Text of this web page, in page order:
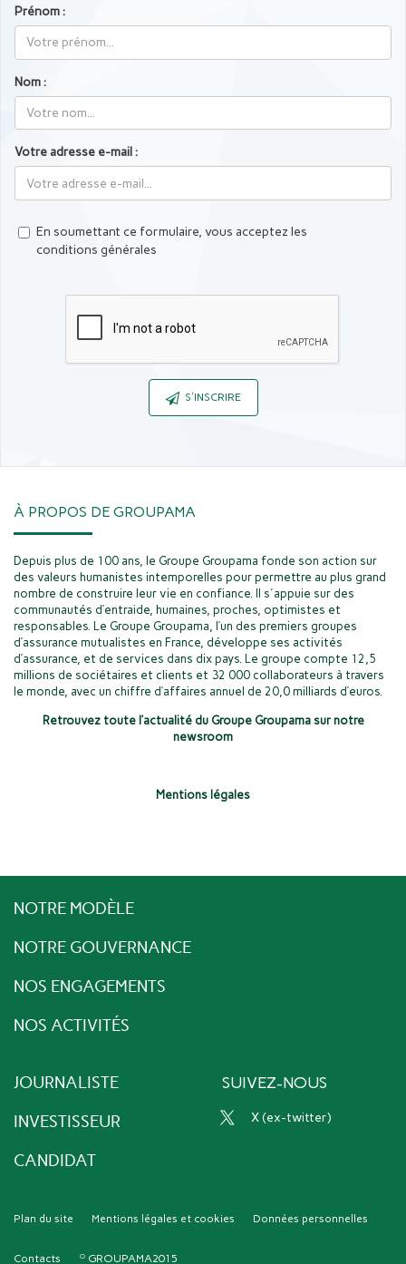
Prénom :
Nom :
Votre adresse e-mail :
En soumettant ce formulaire, vous acceptez les
conditions générales
S'INSCRIRE
À PROPOS DE GROUPAMA
Depuis plus de 100 ans, le Groupe Groupama fonde son action sur
des valeurs humanistes intemporelles pour permettre au plus grand
nombre de construire leur vie en confiance. Il s'appuie sur des
communautés d’entraide, humaines, proches, optimistes et
responsables. Le Groupe Groupama, l’un des premiers groupes
d’assurance mutualistes en France, développe ses activités
d’assurance, et de services dans dix pays. Le groupe compte 12,5
millions de sociétaires et clients et 32 000 collaborateurs à travers
le monde, avec un chiffre d’affaires annuel de 20,0 milliards d’euros.
Retrouvez toute l’actualité du Groupe Groupama sur notre
newsroom
Mentions légales
NOTRE MODÈLE
NOTRE GOUVERNANCE
NOS ENGAGEMENTS
NOS ACTIVITÉS
JOURNALISTE
INVESTISSEUR
CANDIDAT
SUIVEZ-NOUS
x (ex-twitter)
Plan du site Mentions légales et cookies Données personnelles
Contacts GROUPAMA2015